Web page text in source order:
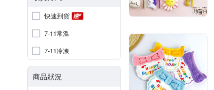
快速到貨
7-11常溫
7-11冷凍
商品狀況